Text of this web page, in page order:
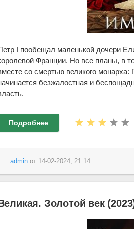
I пообещал маленькой дочери
Франции. Но все планы, в
со смертью великого монарха:
безжалостная и
Подробнее
adminот 14-02-2024, 21:14
Золотой век